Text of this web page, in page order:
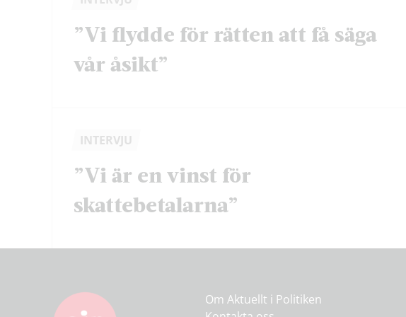
”Vi flydde för rätten att få säga
vår åsikt”
INTERVJU
”Vi är en vinst för
skattebetalarna”
Om Aktuellt i Politiken